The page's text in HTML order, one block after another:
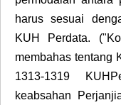
harus sesuai
KUH Perdata.
membahas tentang
1313-1319
keabsahan